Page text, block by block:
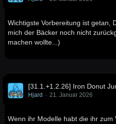
Wichtigste Vorbereitung ist getan,
mich der Bäcker noch nicht
machen wollte...)
[31.1.+1.2.26] Iron Donut
Hjard 21. Januar 2026
Wenn ihr Modelle habt die ihr zum